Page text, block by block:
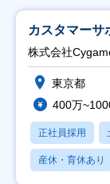
カスタマーサ
株式会社
東京都
400万
正社員採用
産休・育休あり